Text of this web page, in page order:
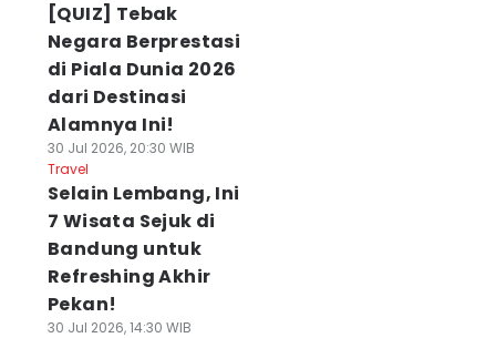
[QUIZ] Tebak
Negara Berprestasi
di Piala Dunia 2026
dari Destinasi
Alamnya Ini!
30 Jul 2026, 20:30 WIB
Travel
Selain Lembang, Ini
7 Wisata Sejuk di
Bandung untuk
Refreshing Akhir
Pekan!
30 Jul 2026, 14:30 WIB